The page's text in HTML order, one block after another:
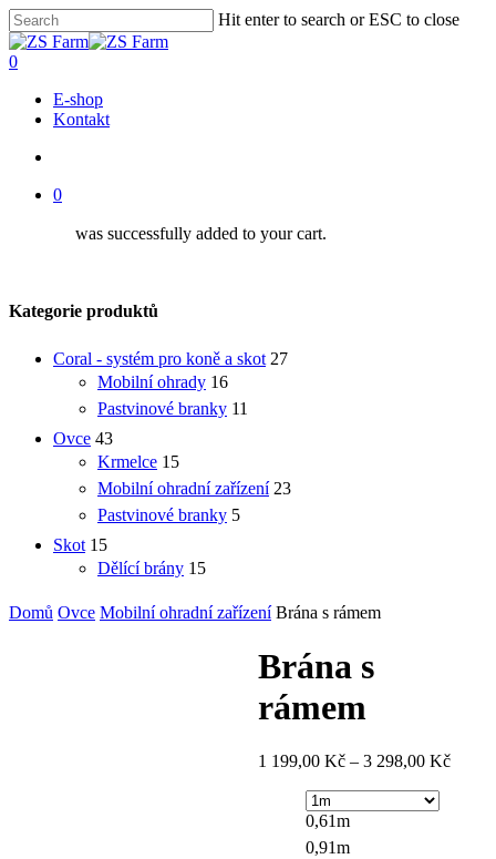
Skip
to
main
Hit enter to search or ESC to close
Close
Search
account
0
E-shop
Kontakt
0
was successfully added to your cart.
Kategorie produktů
Coral - systém pro koně a skot 27
Mobilní ohrady 16
Pastvinové branky 11
Ovce 43
Krmelce 15
Mobilní ohradní zařízení 23
Pastvinové branky 5
Skot 15
Dělící brány 15
Domů Ovce Mobilní ohradní zařízení Brána s rámem
Brána s
rámem
1 199,00 Kč– 3 298,00 Kč
0,61m
0,91m